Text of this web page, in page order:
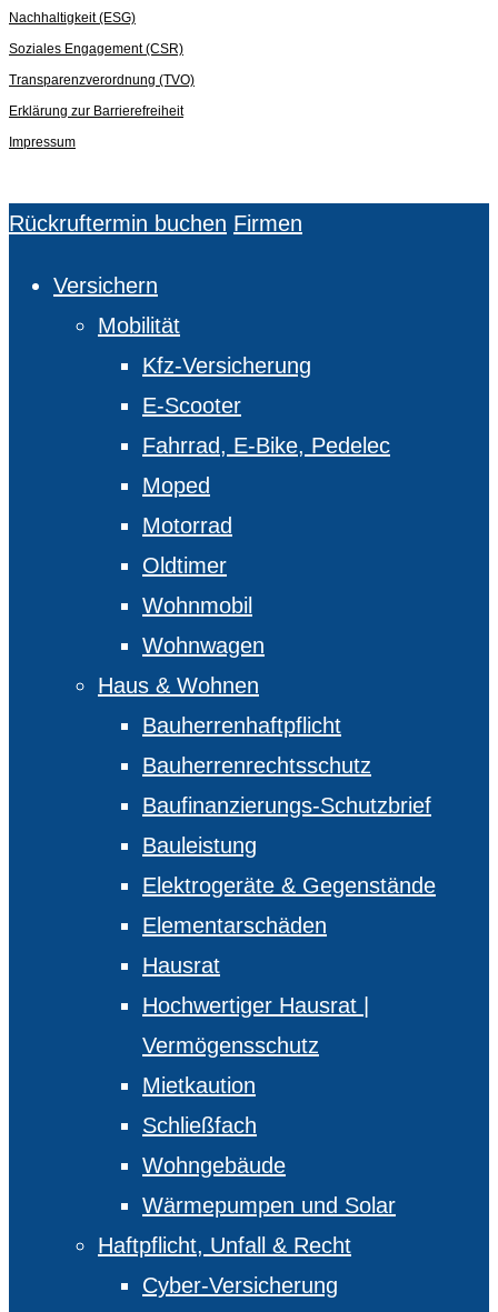
Nachhaltigkeit (ESG)
Soziales Engagement (CSR)
Transparenzverordnung (TVO)
Erklärung zur Barrierefreiheit
Impressum
Close
Rückruftermin buchen Firmen
Versichern
Mobilität
Kfz-Versicherung
E-Scooter
Fahrrad, E-Bike, Pedelec
Moped
Motorrad
Oldtimer
Wohnmobil
Wohnwagen
Haus & Wohnen
Bauherrenhaftpflicht
Bauherrenrechtsschutz
Baufinanzierungs-Schutzbrief
Bauleistung
Elektrogeräte & Gegenstände
Elementarschäden
Hausrat
Hochwertiger Hausrat |
Vermögensschutz
Mietkaution
Schließfach
Wohngebäude
Wärmepumpen und Solar
Haftpflicht, Unfall & Recht
Cyber-Versicherung